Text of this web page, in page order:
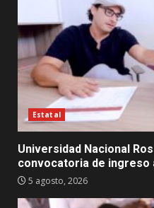
Estatal
Universidad Nacional
convocatoria de ingreso
5 agosto, 2026